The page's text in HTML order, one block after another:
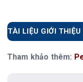
TÀI LIỆU GIỚI
Tham khảo thêm: